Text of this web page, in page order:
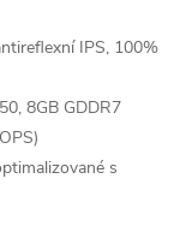
IPS, 100%
8GB GDDR7
s